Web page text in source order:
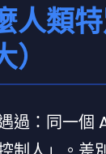
人類
過：同一個